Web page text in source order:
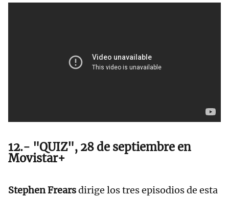
12.- "QUIZ", 28 de septiembre en
Movistar+
Stephen Frearsdirige los tres episodios de esta